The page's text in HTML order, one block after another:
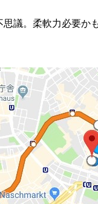
議。柔軟力必要か